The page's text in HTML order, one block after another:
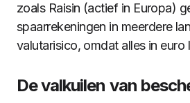
zoals Raisin (actief in Europa)
spaarrekeningen in meerdere
valutarisico, omdat alles in euro
De valkuilen van